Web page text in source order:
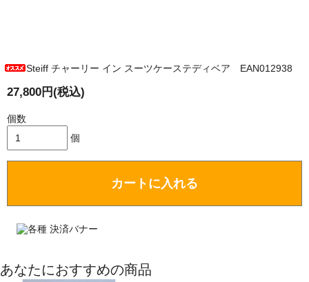
国内で一度検品をしますので、決済確認後、２～４
週間でのお届けとなります。
（稀に、通関手続き等に時間がかかり、納期が遅れる
ます。）
注文のキャンセルは可能ですか？
お取り寄せ商品となっておりますため、仕入先へ発
兵庫県 A・K 様 （女性）
「ベアちゃんの紹介分が丁寧に書かれていたこ
き、対応に誠実さを感じました」
Steiff チャーリー イン スーツケーステディベア EAN012938
27,800円(税込)
個数
個
カートに入れる
あなたにおすすめの商品